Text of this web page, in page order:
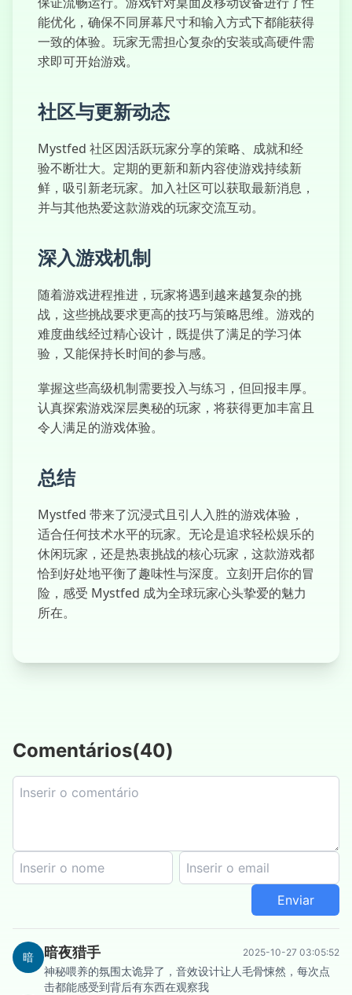
能优化，确保不同屏幕尺寸和输入方式下都能获得
一致的体验。玩家无需担心复杂的安装或高硬件需
求即可开始游戏。
社区与更新动态
Mystfed 社区因活跃玩家分享的策略、成就和经
验不断壮大。定期的更新和新内容使游戏持续新
鲜，吸引新老玩家。加入社区可以获取最新消息，
并与其他热爱这款游戏的玩家交流互动。
深入游戏机制
随着游戏进程推进，玩家将遇到越来越复杂的挑
战，这些挑战要求更高的技巧与策略思维。游戏的
难度曲线经过精心设计，既提供了满足的学习体
验，又能保持长时间的参与感。
掌握这些高级机制需要投入与练习，但回报丰厚。
认真探索游戏深层奥秘的玩家，将获得更加丰富且
令人满足的游戏体验。
总结
Mystfed 带来了沉浸式且引人入胜的游戏体验，
适合任何技术水平的玩家。无论是追求轻松娱乐的
休闲玩家，还是热衷挑战的核心玩家，这款游戏都
恰到好处地平衡了趣味性与深度。立刻开启你的冒
险，感受 Mystfed 成为全球玩家心头挚爱的魅力
所在。
Comentários(40)
Enviar
暗 暗夜猎手 2025-10-27 03:05:52
神秘喂养的氛围太诡异了，音效设计让人毛骨悚然，每次点
击都能感受到背后有东西在观察我